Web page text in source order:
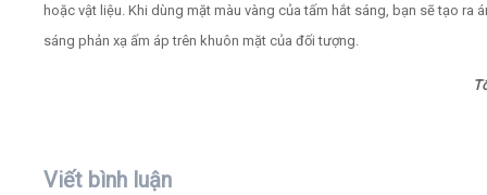
hoặc vật liệu. Khi dùng mặt màu vàng của tấm hắt sáng, bạn sẽ tạo ra
sáng phản xạ ấm áp trên khuôn mặt của đối tượng.
Viết bình luận